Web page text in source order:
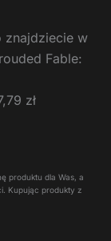
znajdziecie w
Fable:
zł
produktu dla Was, a
Kupując produkty z